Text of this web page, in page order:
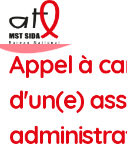
Appel à
d'un(e)